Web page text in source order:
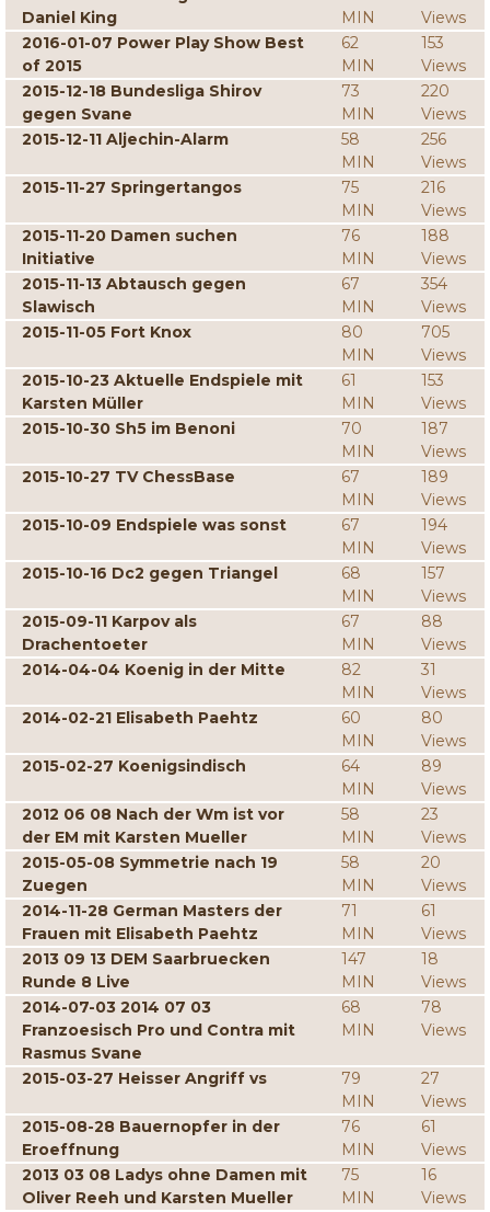
Daniel King
MIN
Views
2016-01-07 Power Play Show Best
of 2015
62
MIN
153
Views
2015-12-18 Bundesliga Shirov
gegen Svane
73
MIN
220
Views
2015-12-11 Aljechin-Alarm
58
MIN
256
Views
2015-11-27 Springertangos
75
MIN
216
Views
2015-11-20 Damen suchen
Initiative
76
MIN
188
Views
2015-11-13 Abtausch gegen
Slawisch
67
MIN
354
Views
2015-11-05 Fort Knox
80
MIN
705
Views
2015-10-23 Aktuelle Endspiele mit
Karsten Müller
61
MIN
153
Views
2015-10-30 Sh5 im Benoni
70
MIN
187
Views
2015-10-27 TV ChessBase
67
MIN
189
Views
2015-10-09 Endspiele was sonst
67
MIN
194
Views
2015-10-16 Dc2 gegen Triangel
68
MIN
157
Views
2015-09-11 Karpov als
Drachentoeter
67
MIN
88
Views
2014-04-04 Koenig in der Mitte
82
MIN
31
Views
2014-02-21 Elisabeth Paehtz
60
MIN
80
Views
2015-02-27 Koenigsindisch
64
MIN
89
Views
2012 06 08 Nach der Wm ist vor
der EM mit Karsten Mueller
58
MIN
23
Views
2015-05-08 Symmetrie nach 19
Zuegen
58
MIN
20
Views
2014-11-28 German Masters der
Frauen mit Elisabeth Paehtz
71
MIN
61
Views
2013 09 13 DEM Saarbruecken
Runde 8 Live
147
MIN
18
Views
2014-07-03 2014 07 03
Franzoesisch Pro und Contra mit
Rasmus Svane
68
MIN
78
Views
2015-03-27 Heisser Angriff vs
79
MIN
27
Views
2015-08-28 Bauernopfer in der
Eroeffnung
76
MIN
61
Views
2013 03 08 Ladys ohne Damen mit
Oliver Reeh und Karsten Mueller
75
MIN
16
Views